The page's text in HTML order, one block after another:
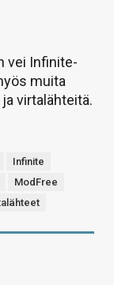
vei Infinite-
muita
virtalähteitä.
Infinite
ModFree